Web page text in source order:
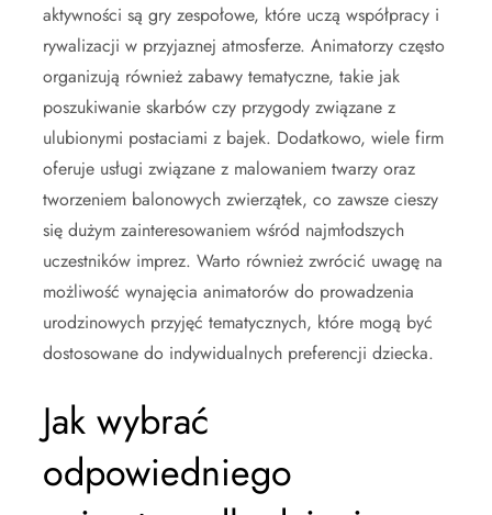
aktywności są gry zespołowe, które uczą współpracy i
rywalizacji w przyjaznej atmosferze. Animatorzy często
organizują również zabawy tematyczne, takie jak
poszukiwanie skarbów czy przygody związane z
ulubionymi postaciami z bajek. Dodatkowo, wiele firm
oferuje usługi związane z malowaniem twarzy oraz
tworzeniem balonowych zwierzątek, co zawsze cieszy
się dużym zainteresowaniem wśród najmłodszych
uczestników imprez. Warto również zwrócić uwagę na
możliwość wynajęcia animatorów do prowadzenia
urodzinowych przyjęć tematycznych, które mogą być
dostosowane do indywidualnych preferencji dziecka.
Jak wybrać
odpowiedniego